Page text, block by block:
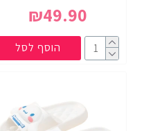
₪49.90
הוסף לסל